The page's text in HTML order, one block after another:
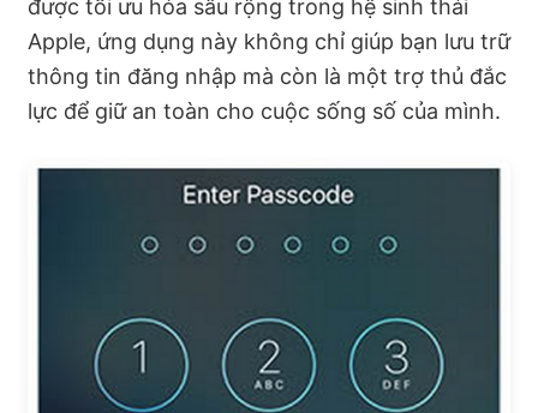
được tối ưu hóa sâu rộng trong hệ sinh thái
Apple, ứng dụng này không chỉ giúp bạn lưu trữ
thông tin đăng nhập mà còn là một trợ thủ đắc
lực để giữ an toàn cho cuộc sống số của mình.